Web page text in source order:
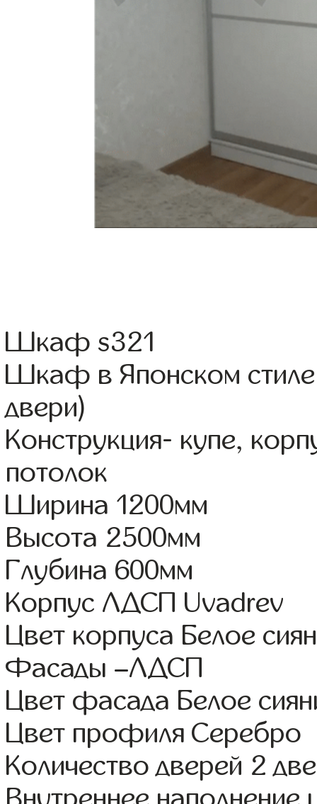
Шкаф s321
Шкаф в Японском стиле
двери)
Конструкция- купе,
потолок
Ширина 1200мм
Высота 2500мм
Глубина 600мм
Корпус ЛДСП Uvadrev
Цвет корпуса Белое
Фасады –ЛДСП
Цвет фасада Белое
Цвет профиля Серебро
Количество дверей 2